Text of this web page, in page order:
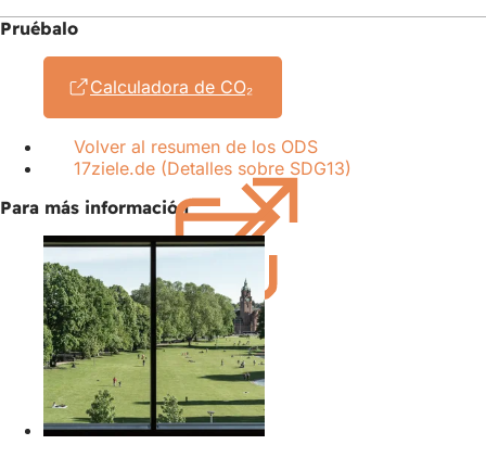
Pruébalo
Calculadora de CO₂(Se
abre
una
nueva
pestaña)
Volver al resumen de los ODS
17ziele.de (Detalles sobre SDG13)
Para más información